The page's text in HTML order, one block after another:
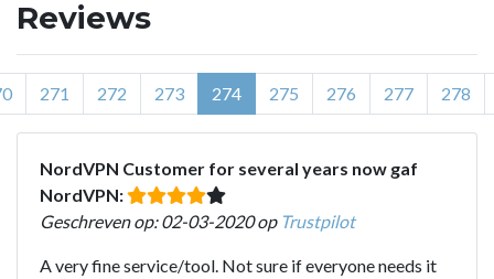
Reviews
271 272 273 274 275 276 277 278
NordVPN Customer for several years now gaf
NordVPN:
Geschreven op: 02-03-2020 op Trustpilot
A very fine service/tool. Not sure if everyone needs it